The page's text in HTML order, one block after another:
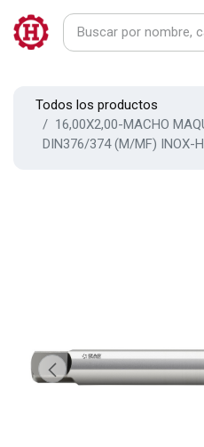
Todos los productos
16,00X2,00-MACHO
DIN376/374 (M/MF) INOX-